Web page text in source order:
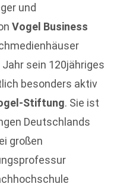
und
Vogel Business
sein 120jähriges
besonders aktiv
Stiftung. Sie ist
Deutschlands
großen